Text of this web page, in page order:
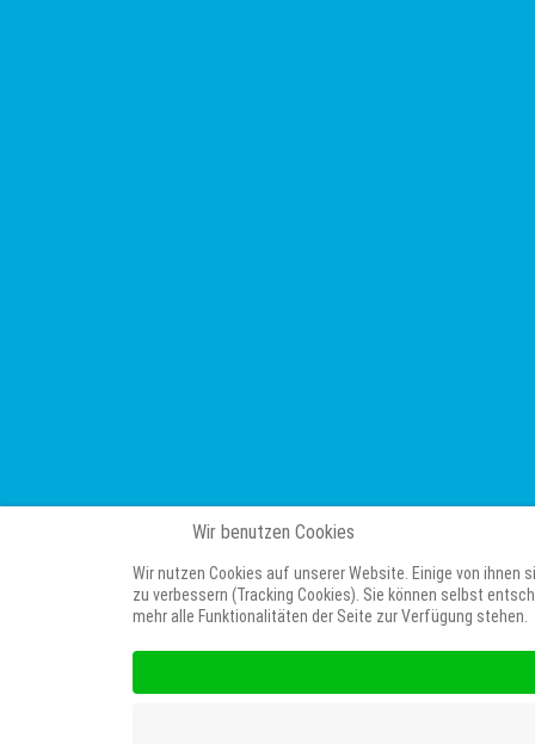
Wir benutzen Cookies
Wir nutzen Cookies auf unserer Website. Einige von
zu verbessern (Tracking Cookies). Sie können selbst
mehr alle Funktionalitäten der Seite zur Verfügung stehen.